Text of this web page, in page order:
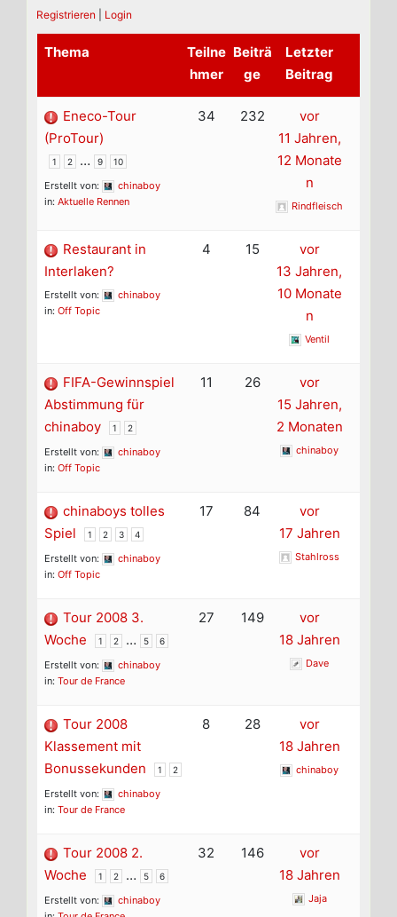
Registrieren Login
Thema
Teilne
hmer
Beiträ
ge
Letzter
Beitrag
Eneco-Tour
(ProTour)
1 2 … 9 10
Erstellt von:
chinaboy
in: Aktuelle Rennen
34 232
vor
11 Jahren,
12 Monate
n
Rindfleisch
Restaurant in
Interlaken?
Erstellt von:
chinaboy
in: Off Topic
4 15
vor
13 Jahren,
10 Monate
n
Ventil
FIFA-Gewinnspiel
Abstimmung für
chinaboy
1 2
Erstellt von:
chinaboy
in: Off Topic
11 26
vor
15 Jahren,
2 Monaten
chinaboy
chinaboys tolles
Spiel
1 2 3 4
Erstellt von:
chinaboy
in: Off Topic
17 84
vor
17 Jahren
Stahlross
Tour 2008 3.
Woche
1 2 … 5 6
Erstellt von:
chinaboy
in: Tour de France
27 149
vor
18 Jahren
Dave
Tour 2008
Klassement mit
Bonussekunden
1 2
Erstellt von:
chinaboy
in: Tour de France
8 28
vor
18 Jahren
chinaboy
Tour 2008 2.
Woche
1 2 … 5 6
Erstellt von:
chinaboy
32 146
vor
18 Jahren
Jaja